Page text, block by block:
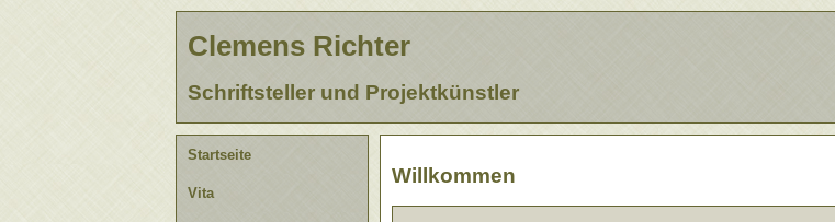
Clemens Richter
Schriftsteller und Projektkünstler
Startseite
Vita
Willkommen